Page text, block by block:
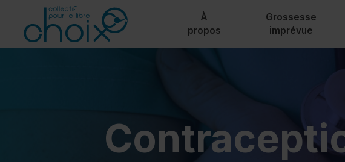
Aller au contenu
Collectif pour le Libre Choix - Allez à la page d’accueil
À
propos
Grossesse
imprévue